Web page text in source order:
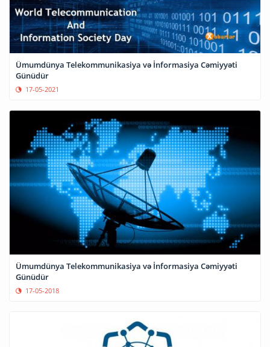
Ümumdünya Telekommunikasiya və İnformasiya Cəmiyyəti
Günüdür
17-05-2021
Ümumdünya Telekommunikasiya və İnformasiya Cəmiyyəti
Günüdür
17-05-2018